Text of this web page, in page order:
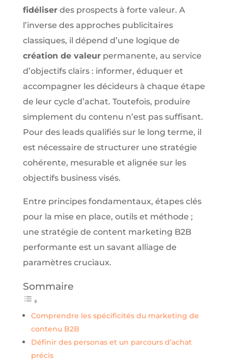
fidéliserdes prospects à forte valeur. A
l’inverse des approches publicitaires
classiques, il dépend d’une logique de
création de valeurpermanente, au service
d’objectifs clairs : informer, éduquer et
accompagner les décideurs à chaque étape
de leur cycle d’achat. Toutefois, produire
simplement du contenu n’est pas suffisant.
Pour des leads qualifiés sur le long terme, il
est nécessaire de structurer une stratégie
cohérente, mesurable et alignée sur les
objectifs business visés.
Entre principes fondamentaux, étapes clés
pour la mise en place, outils et méthode ;
une stratégie de content marketing B2B
performante est un savant alliage de
paramètres cruciaux.
Sommaire
Comprendre les spécificités du marketing de
contenu B2B
Définir des personas et un parcours d’achat
précis